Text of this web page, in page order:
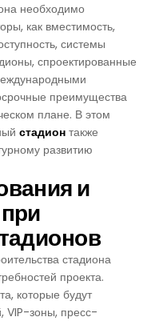
необходимо
как вместимость,
системы
спроектированные
преимущества
плане. В этом
стадион также
развитию
и
стадиона
проекта.
которые будут
VIP-зоны, пресс-